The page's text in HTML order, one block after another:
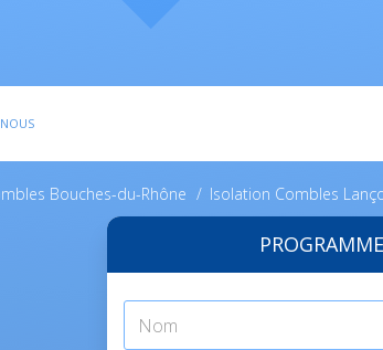
Bouches-du-Rhône / Isolation Combles